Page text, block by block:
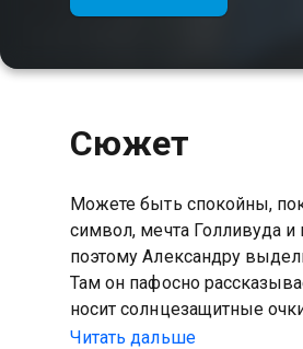
Сюжет
Можете быть спокойны,
символ, мечта Голливуда
поэтому Александру
Там он пафосно
носит солнцезащитные
Бурдашев — супергерой,
Читать дальше